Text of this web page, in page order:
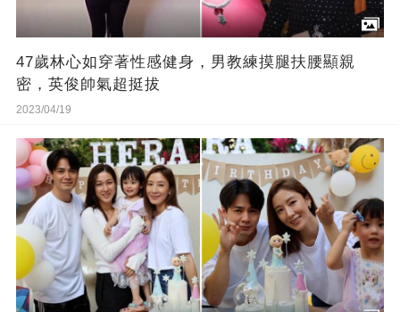
47歲林心如穿著性感健身，男教練摸腿扶腰顯親
密，英俊帥氣超挺拔
2023/04/19